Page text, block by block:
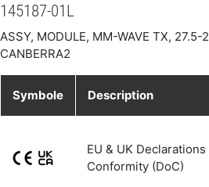
145187-01L
ASSY, MODULE, MM-WAVE TX,
CANBERRA2
Symbole Description
EU & UK
Conformity (DoC)